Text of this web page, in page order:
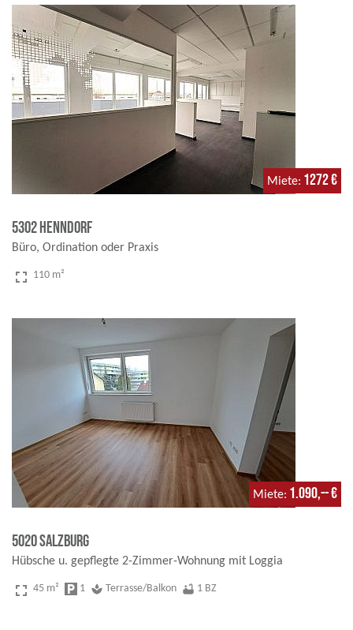
Miete 1272 €
5302 Henndorf
Büro, Ordination oder Praxis
fullscreen 110 m²
Miete 1.090,-- €
5020 Salzburg
Hübsche u. gepflegte 2-Zimmer-Wohnung mit Loggia
fullscreen 45 m² local_parking 1 spa Terrasse/Balkon bathtub 1 BZ